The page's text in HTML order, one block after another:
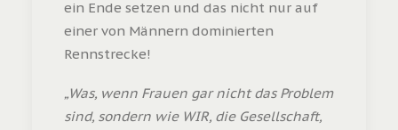
ein Ende setzen und das nicht nur auf
einer von Männern dominierten
Rennstrecke!
„Was, wenn Frauen gar nicht das Problem
sind, sondern wie WIR, die Gesellschaft,